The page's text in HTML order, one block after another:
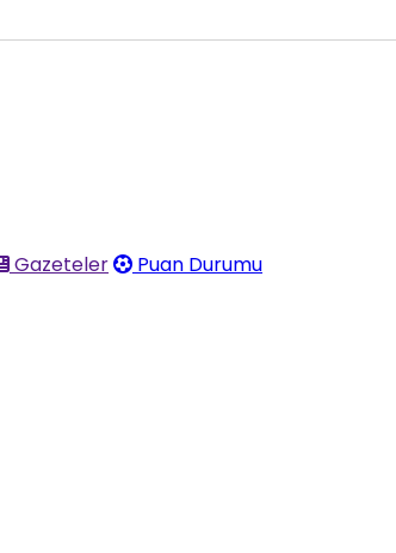
Gazeteler
Puan Durumu